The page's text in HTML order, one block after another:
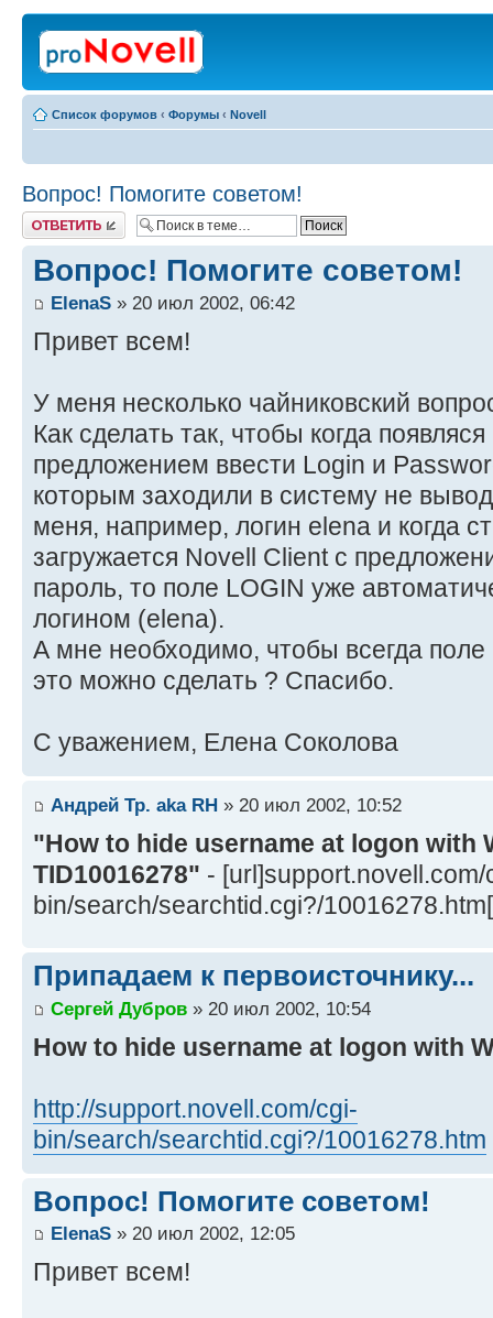
Список форумов ‹ Форумы ‹ Novell
Вопрос! Помогите советом!
Ответить
Вопрос! Помогите советом!
ElenaS » 20 июл 2002, 06:42
Привет всем!
У меня несколько чайниковский
Как сделать так, чтобы когда
предложением ввести Login и
которым заходили в систему не
меня, например, логин elena и когда
загружается Novell Client c
пароль, то поле LOGIN уже
логином (elena).
А мне необходимо, чтобы всегда
это можно сделать ? Спасибо.
С уважением, Елена Соколова
Андрей Тр. aka RH » 20 июл 2002, 10:52
"How to hide username at logon with
TID10016278" - [url]support.novell.com/
bin/search/searchtid.cgi?/
Припадаем к первоисточнику...
Сергей Дубров » 20 июл 2002, 10:54
How to hide username at logon with
http://support.novell.com/cgi-
bin/search/searchtid.cgi?/10016278.htm
Вопрос! Помогите советом!
ElenaS » 20 июл 2002, 12:05
Привет всем!